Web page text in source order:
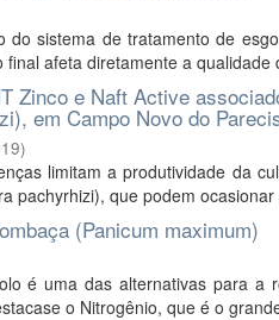
sistema de tratamento de
afeta diretamente a qualidade
Zinco e Naft Active
em Campo Novo do
)
limitam a produtividade da
pachyrhizi), que podem
(Panicum maximum)
é uma das alternativas para a
o Nitrogênio, que é o